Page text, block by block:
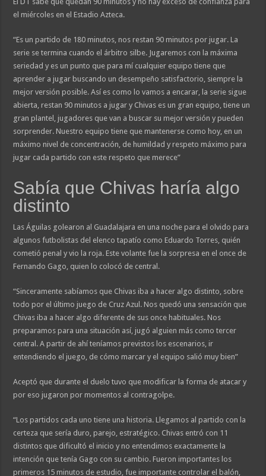
el miércoles en el Estadio Azteca.
“Es un partido de 180 minutos, nos restan 90 minutos por jugar. La
serie se termina cuando el árbitro silbe. Jugaremos con la máxima
seriedad y es un punto que para mí cualquier equipo tiene que
aprender a jugar buscando un desempeño satisfactorio, siempre la
mejor versión posible. Así es como lo vamos a encarar, la serie sigue
abierta, restan 90 minutos a jugar y Chivas es un gran equipo, tiene un
gran plantel, jugadores que van a buscar su mejor versión y pueden
sorprender. Nuestro equipo tiene que mantenerse como hoy, en un
máximo nivel de concentración, de humildad y respeto máximo para
jugar cada partido con este respeto que merece”
Sabía que Chivas haría algo
distinto
Las Águilas golearon al Guadalajara en una noche para el olvido para
algunos futbolistas del elenco tapatío como Eduardo Torres, quién
cometió penal y vio la roja. Este volante fue la sorpresa en el once de
Fernando Gago, quien lo colocó de central.
“Sinceramente sabíamos que Chivas iba a hacer algo distinto, sobre
todo por el último juego de Cruz Azul. Nos quedó una sensación que
Chivas iba a hacer algo diferente de sus once habituales. Nos
preparamos para una situación así, jugó alguien más como tercer
central. A partir de ahí teníamos previstos los escenarios, ir
entendiendo el juego, de cómo marcar y el equipo salió muy bien”
Aceptó que durante el duelo tuvo que modificar la forma de atacar y
por eso jugaron por momentos al contragolpe.
“Los partidos cada uno tiene una historia. Llegamos al partido con la
certeza que sería duro, parejo, estratégico. Chivas entró con 11
distintos que dificultó el inicio y no entendimos exactamente la
intención que tenía Gago con su cambio. Fueron importantes los
primeros 15 minutos de estudio, fue importante controlar el balón,